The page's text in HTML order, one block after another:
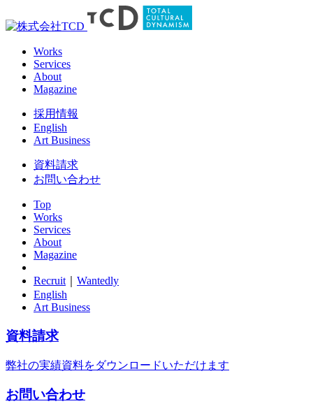
Works
Services
About
Magazine
採用情報
English
Art Business
資料請求
お問い合わせ
Top
Works
Services
About
Magazine
Recruit
Wantedly
English
Art Business
資料請求
弊社の実績資料をダウンロードいただけます
お問い合わせ